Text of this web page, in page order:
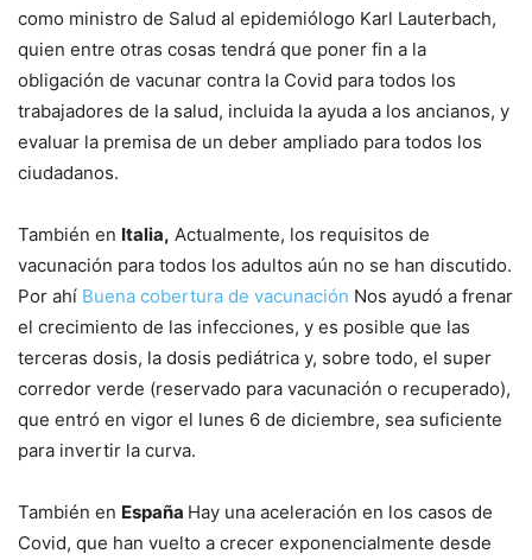
como ministro de Salud al epidemiólogo Karl Lauterbach,
quien entre otras cosas tendrá que poner fin a la
obligación de vacunar contra la Covid para todos los
trabajadores de la salud, incluida la ayuda a los ancianos, y
evaluar la premisa de un deber ampliado para todos los
ciudadanos.
También en Italia, Actualmente, los requisitos de
vacunación para todos los adultos aún no se han discutido.
Por ahí Buena cobertura de vacunación Nos ayudó a frenar
el crecimiento de las infecciones, y es posible que las
terceras dosis, la dosis pediátrica y, sobre todo, el super
corredor verde (reservado para vacunación o recuperado),
que entró en vigor el lunes 6 de diciembre, sea suficiente
para invertir la curva.
También en España Hay una aceleración en los casos de
Covid, que han vuelto a crecer exponencialmente desde